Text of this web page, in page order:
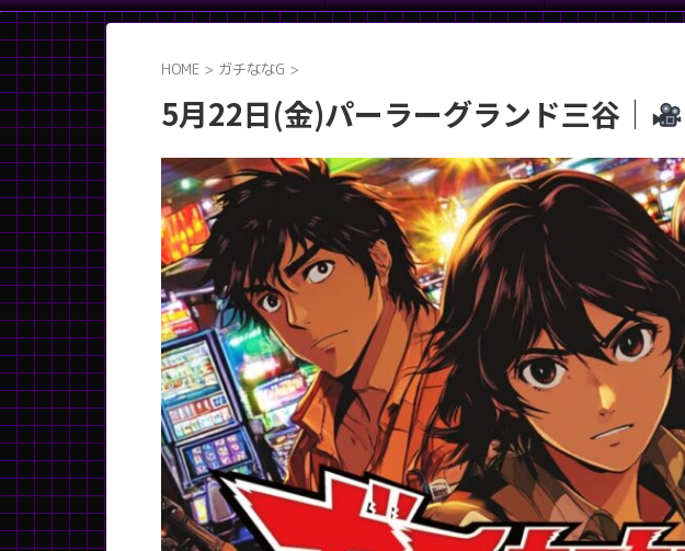
HOME > ガチななG >
5月22日(金)パーラーグランド三谷｜